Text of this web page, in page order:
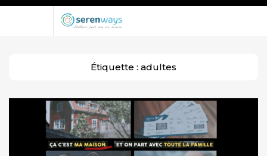
Étiquette : adultes